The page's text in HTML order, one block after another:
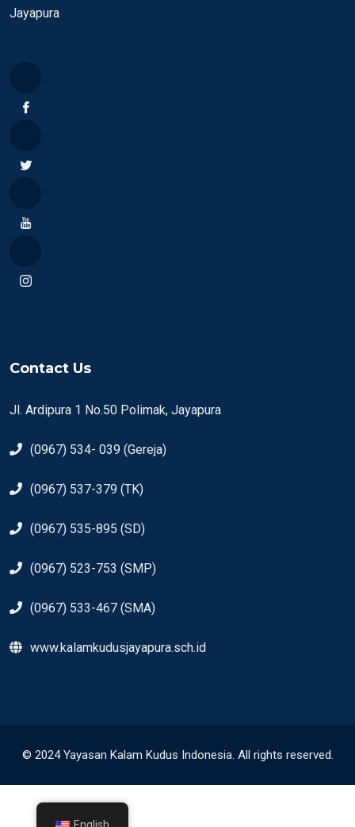
Jayapura
Contact Us
Jl. Ardipura 1 No.50 Polimak, Jayapura
(0967) 534- 039 (Gereja)
(0967) 537-379 (TK)
(0967) 535-895 (SD)
(0967) 523-753 (SMP)
(0967) 533-467 (SMA)
www.kalamkudusjayapura.sch.id
© 2024 Yayasan Kalam Kudus Indonesia. All rights reserved.